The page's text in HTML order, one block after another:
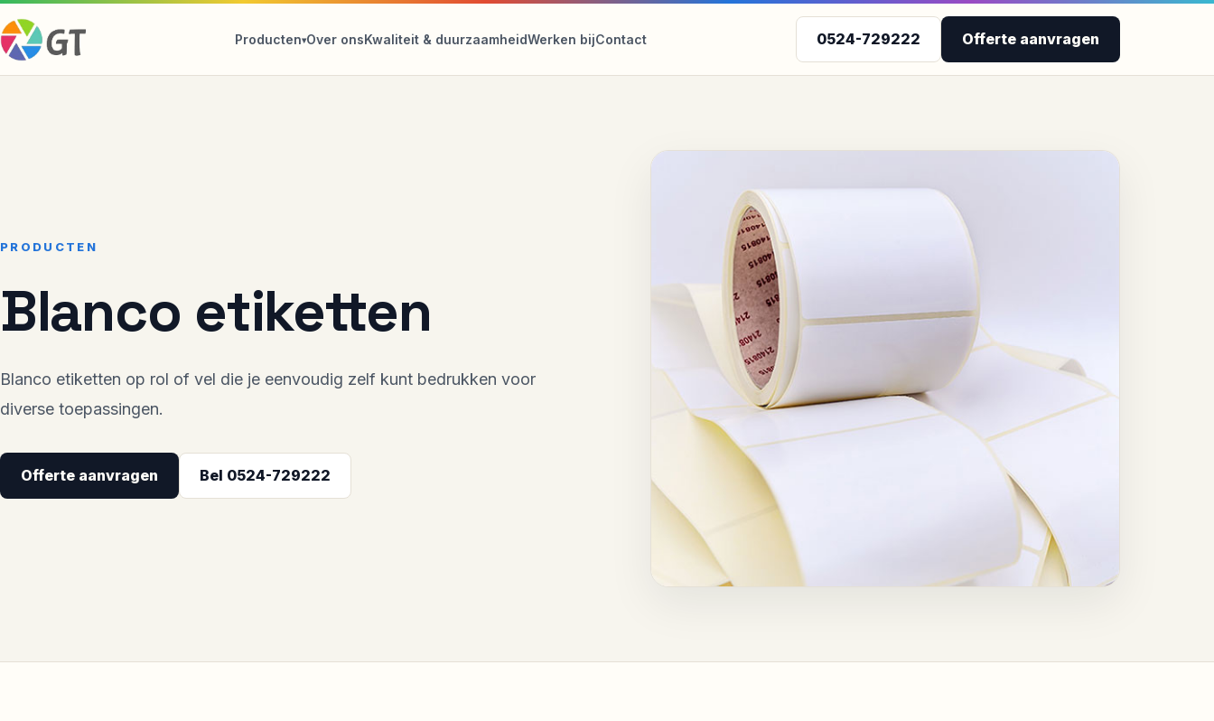
Producten Over onsKwaliteit & duurzaamheidWerken bijContact 0524-729222 Offerte aanvragen
PRODUCTEN
Blanco etiketten
Blanco etiketten op rol of vel die je eenvoudig zelf kunt bedrukken voor
diverse toepassingen.
Offerte aanvragen Bel 0524-729222